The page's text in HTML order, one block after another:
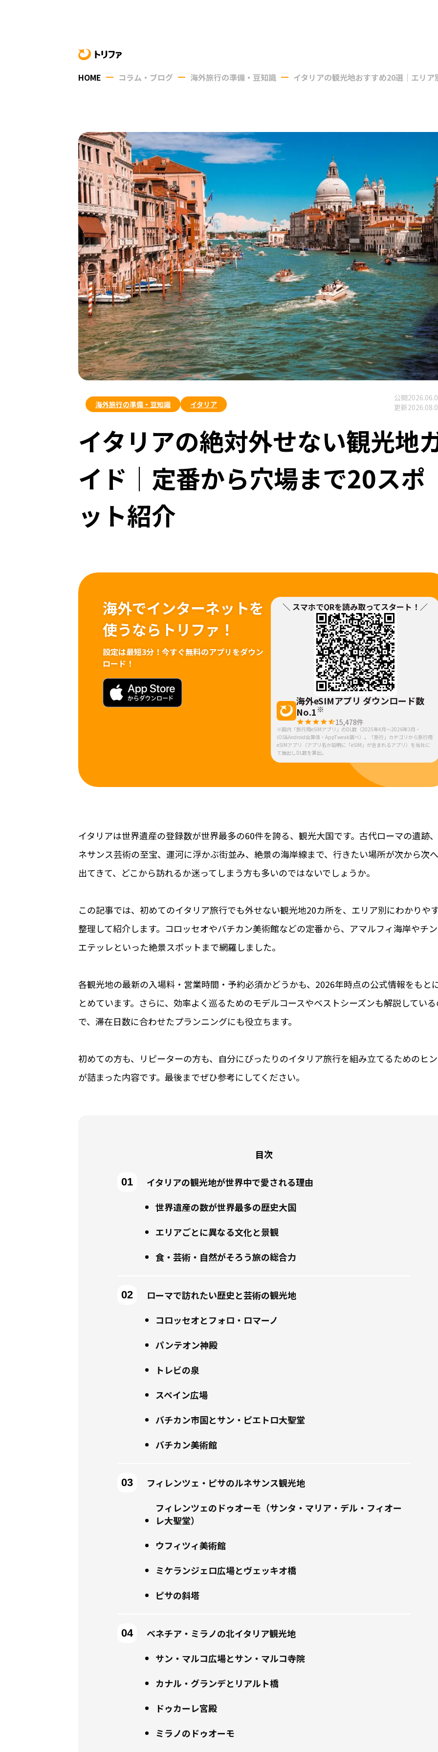
HOME コラム・ブログ 海外旅行の準備・豆知識 イタリアの観光地おすすめ20選｜エリ
海外旅行の準備・豆知識 イタリア
公開
更新
イタリアの絶対外せない観光地
イド｜定番から穴場まで20スポ
ット紹介
海外でインターネットを
使うならトリファ！
設定は最短3分！ 今すぐ無料のアプリをダウン
ロード！
＼ スマホでQRを読み取ってスタート！／
海外eSIMアプリ ダウンロード数
No.1※
15,478件
※国内「旅行用eSIMアプリ」のDL数（2025年4月～2026年3月・
iOS&Android合算値・AppTweak調べ）。「旅行」カテゴリから旅行用
eSIMアプリ（アプリ名か説明に「eSIM」が含まれるアプリ）を当社に
て抽出しDL数を算出。
イタリアは世界遺産の登録数が世界最多の60件を誇る、観光大国です。古代ローマの遺跡
ネサンス芸術の至宝、運河に浮かぶ街並み、絶景の海岸線まで、行きたい場所が次から次
出てきて、どこから訪れるか迷ってしまう方も多いのではないでしょうか。
この記事では、初めてのイタリア旅行でも外せない観光地20カ所を、エリア別にわかりや
整理して紹介します。コロッセオやバチカン美術館などの定番から、アマルフィ海岸やチ
エテッレといった絶景スポットまで網羅しました。
各観光地の最新の入場料・営業時間・予約必須かどうかも、2026年時点の公式情報をもと
とめています。さらに、効率よく巡るためのモデルコースやベストシーズンも解説してい
で、滞在日数に合わせたプランニングにも役立ちます。
初めての方も、リピーターの方も、自分にぴったりのイタリア旅行を組み立てるためのヒ
が詰まった内容です。最後までぜひ参考にしてください。
目次
イタリアの観光地が世界中で愛される理由
世界遺産の数が世界最多の歴史大国
エリアごとに異なる文化と景観
食・芸術・自然がそろう旅の総合力
ローマで訪れたい歴史と芸術の観光地
コロッセオとフォロ・ロマーノ
パンテオン神殿
トレビの泉
スペイン広場
バチカン市国とサン・ピエトロ大聖堂
バチカン美術館
フィレンツェ・ピサのルネサンス観光地
フィレンツェのドゥオーモ（サンタ・マリア・デル・フィオー
レ大聖堂）
ウフィツィ美術館
ミケランジェロ広場とヴェッキオ橋
ピサの斜塔
ベネチア・ミラノの北イタリア観光地
サン・マルコ広場とサン・マルコ寺院
カナル・グランデとリアルト橋
ドゥカーレ宮殿
ミラノのドゥオーモ